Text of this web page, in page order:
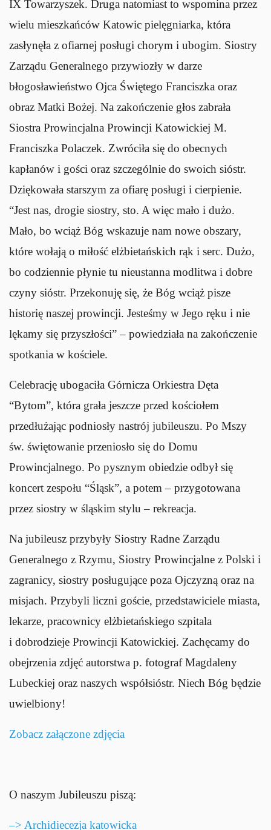
IX Towarzyszek. Druga natomiast to wspomina przez
wielu mieszkańców Katowic pielęgniarka, która
zasłynęła z ofiarnej posługi chorym i ubogim. Siostry
Zarządu Generalnego przywiozły w darze
błogosławieństwo Ojca Świętego Franciszka oraz
obraz Matki Bożej. Na zakończenie głos zabrała
Siostra Prowincjalna Prowincji Katowickiej M.
Franciszka Polaczek. Zwróciła się do obecnych
kapłanów i gości oraz szczególnie do swoich sióstr.
Dziękowała starszym za ofiarę posługi i cierpienie.
“Jest nas, drogie siostry, sto. A więc mało i dużo.
Mało, bo wciąż Bóg wskazuje nam nowe obszary,
które wołają o miłość elżbietańskich rąk i serc. Dużo,
bo codziennie płynie tu nieustanna modlitwa i dobre
czyny sióstr. Przekonuję się, że Bóg wciąż pisze
historię naszej prowincji. Jesteśmy w Jego ręku i nie
lękamy się przyszłości” – powiedziała na zakończenie
spotkania w kościele.
Celebrację ubogaciła Górnicza Orkiestra Dęta
“Bytom”, która grała jeszcze przed kościołem
przedłużając podniosły nastrój jubileuszu. Po Mszy
św. świętowanie przeniosło się do Domu
Prowincjalnego. Po pysznym obiedzie odbył się
koncert zespołu “Śląsk”, a potem – przygotowana
przez siostry w śląskim stylu – rekreacja.
Na jubileusz przybyły Siostry Radne Zarządu
Generalnego z Rzymu, Siostry Prowincjalne z Polski i
zagranicy, siostry posługujące poza Ojczyzną oraz na
misjach. Przybyli liczni goście, przedstawiciele miasta,
lekarze, pracownicy elżbietańskiego szpitala
i dobrodzieje Prowincji Katowickiej. Zachęcamy do
obejrzenia zdjęć autorstwa p. fotograf Magdaleny
Lubeckiej oraz naszych współsióstr. Niech Bóg będzie
uwielbiony!
Zobacz załączone zdjęcia
O naszym Jubileuszu piszą:
–> Archidiecezja katowicka